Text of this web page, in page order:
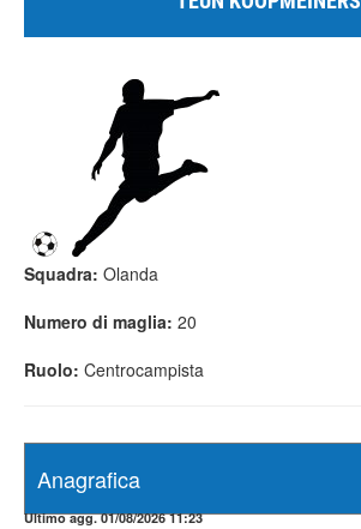
Squadra: Olanda
Numero di maglia: 20
Ruolo: Centrocampista
Ultimo agg. 01/08/2026 11:23